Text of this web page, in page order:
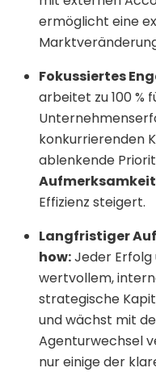
ermöglicht eine
Fokussiertes
arbeitet zu 100 %
konkurrierenden
ablenkende
Aufmerksamkeit
Effizienz steigert.
Langfristiger
how:Jeder Erfolg
wertvollem,
strategische
und wächst mit
Agenturwechsel
nur einige der